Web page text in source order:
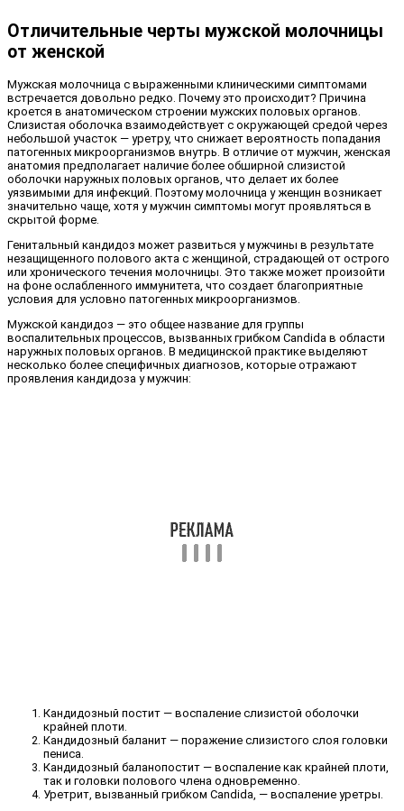
Отличительные черты мужской молочницы
от женской
Мужская молочница с выраженными клиническими симптомами
встречается довольно редко. Почему это происходит? Причина
кроется в анатомическом строении мужских половых органов.
Слизистая оболочка взаимодействует с окружающей средой через
небольшой участок — уретру, что снижает вероятность попадания
патогенных микроорганизмов внутрь. В отличие от мужчин, женская
анатомия предполагает наличие более обширной слизистой
оболочки наружных половых органов, что делает их более
уязвимыми для инфекций. Поэтому молочница у женщин возникает
значительно чаще, хотя у мужчин симптомы могут проявляться в
скрытой форме.
Генитальный кандидоз может развиться у мужчины в результате
незащищенного полового акта с женщиной, страдающей от острого
или хронического течения молочницы. Это также может произойти
на фоне ослабленного иммунитета, что создает благоприятные
условия для условно патогенных микроорганизмов.
Мужской кандидоз — это общее название для группы
воспалительных процессов, вызванных грибком Candida в области
наружных половых органов. В медицинской практике выделяют
несколько более специфичных диагнозов, которые отражают
проявления кандидоза у мужчин:
Кандидозный постит — воспаление слизистой оболочки
крайней плоти.
Кандидозный баланит — поражение слизистого слоя головки
пениса.
Кандидозный баланопостит — воспаление как крайней плоти,
так и головки полового члена одновременно.
Уретрит, вызванный грибком Candida, — воспаление уретры.